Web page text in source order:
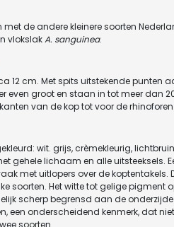
met de andere kleinere soorten
vlokslakA. sanguinea.
12 cm. Met spits uitstekende punten
even groot en staan in tot meer dan
van de kop tot voor de rhinoforen.
wit. grijs, crèmekleurig,
gehele lichaam en alle uitsteeksels.
met uitlopers over de
soorten. Het witte tot gelige pigment
scherp begrensd aan de
een onderscheidend kenmerk, dat
soorten.